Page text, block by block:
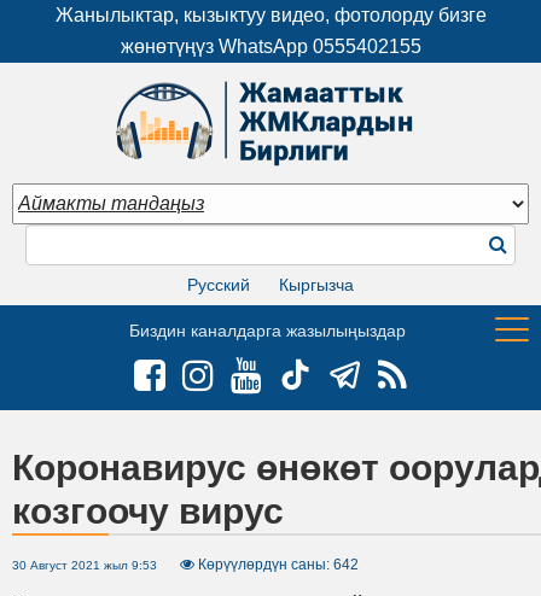
Жанылыктар, кызыктуу видео, фотолорду бизге
жөнөтүңүз WhatsApp 0555402155
Русский Кыргызча
Биздин каналдарга жазылыңыздар
Коронавирус өнөкөт
козгоочу вирус
30 Август 2021 жыл 9:53 Көрүүлөрдүн саны: 642